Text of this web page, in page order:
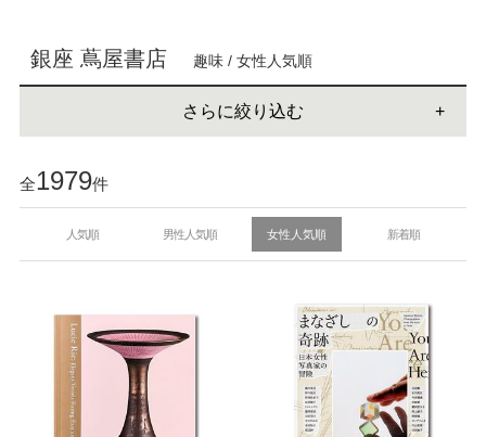
銀座 蔦屋書店 趣味 / 女性人気順
さらに絞り込む
全1979件
人気順 男性人気順 女性人気順 新着順